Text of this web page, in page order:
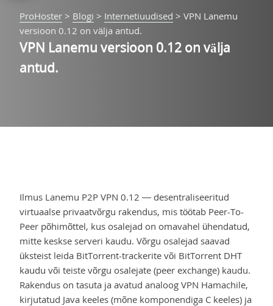
ProHoster > Blogi > Internetiuudised > VPN Lanemu
versioon 0.12 on välja antud.
VPN Lanemu versioon 0.12 on välja
antud.
Ilmus Lanemu P2P VPN 0.12 — desentraliseeritud
virtuaalse privaatvõrgu rakendus, mis töötab Peer-To-
Peer põhimõttel, kus osalejad on omavahel ühendatud,
mitte keskse serveri kaudu. Võrgu osalejad saavad
üksteist leida BitTorrent-trackerite või BitTorrent DHT
kaudu või teiste võrgu osalejate (peer exchange) kaudu.
Rakendus on tasuta ja avatud analoog VPN Hamachile,
kirjutatud Java keeles (mõne komponendiga C keeles) ja